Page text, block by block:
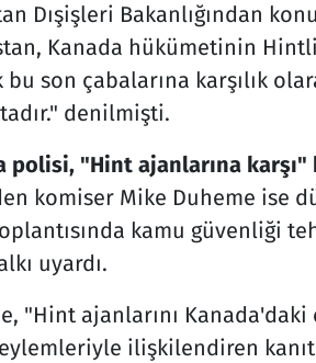
Dışişleri Bakanlığından
Kanada hükümetinin
son çabalarına karşılık
denilmişti.
polisi, "Hint ajanlarına karşı"
komiser Mike Duheme ise
kamu güvenliği
uyardı.
"Hint ajanlarını
ilişkilendiren